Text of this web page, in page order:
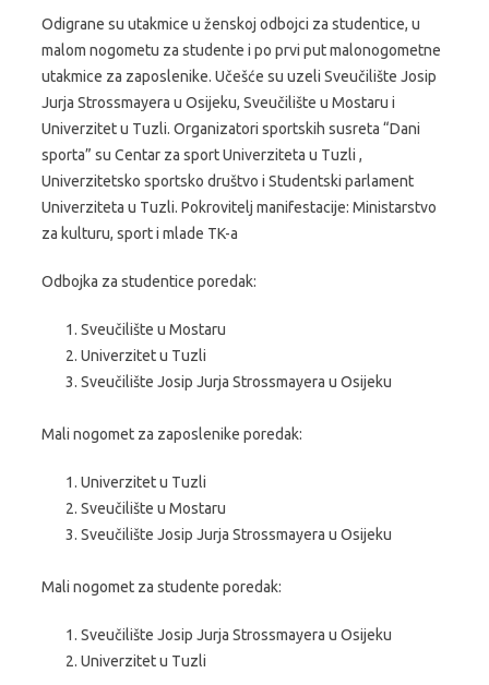
Odigrane su utakmice u ženskoj odbojci za studentice, u
malom nogometu za studente i po prvi put malonogometne
utakmice za zaposlenike. Učešće su uzeli Sveučilište Josip
Jurja Strossmayera u Osijeku, Sveučilište u Mostaru i
Univerzitet u Tuzli. Organizatori sportskih susreta “Dani
sporta” su Centar za sport Univerziteta u Tuzli ,
Univerzitetsko sportsko društvo i Studentski parlament
Univerziteta u Tuzli. Pokrovitelj manifestacije: Ministarstvo
za kulturu, sport i mlade TK-a
Odbojka za studentice poredak:
Sveučilište u Mostaru
Univerzitet u Tuzli
Sveučilište Josip Jurja Strossmayera u Osijeku
Mali nogomet za zaposlenike poredak:
Univerzitet u Tuzli
Sveučilište u Mostaru
Sveučilište Josip Jurja Strossmayera u Osijeku
Mali nogomet za studente poredak:
Sveučilište Josip Jurja Strossmayera u Osijeku
Univerzitet u Tuzli